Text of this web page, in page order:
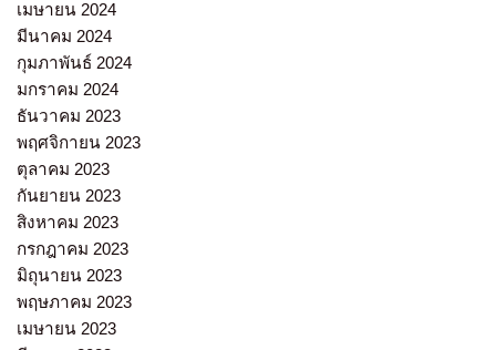
เมษายน 2024
มีนาคม 2024
กุมภาพันธ์ 2024
มกราคม 2024
ธันวาคม 2023
พฤศจิกายน 2023
ตุลาคม 2023
กันยายน 2023
สิงหาคม 2023
กรกฎาคม 2023
มิถุนายน 2023
พฤษภาคม 2023
เมษายน 2023